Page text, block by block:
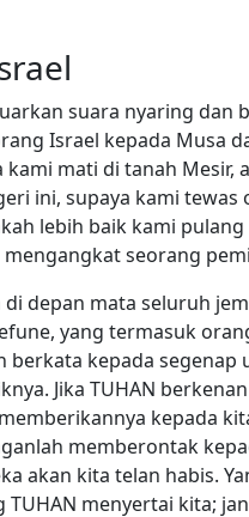
suara nyaring dan
Israel kepada Musa
kami mati di tanah
ini, supaya kami
lebih baik kami
seorang
depan mata seluruh
yang termasuk
berkata kepada
Jika TUHAN
kepada
memberontak
akan kita telan habis.
menyertai kita;